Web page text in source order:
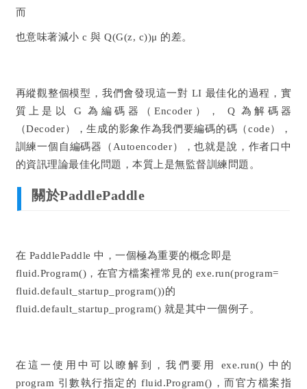
而
也意味著減小 c 與 Q(G(z, c))μ 的差。
再縱觀整個模型，我們會發現這一對 LI 最佳化的過程，實
質上是以 G 為編碼器（Encoder）， Q 為解碼器
（Decoder），生成的影象作為我們要編碼的碼（code），
訓練一個自編碼器（Autoencoder），也就是說，作者口中
的資訊理論最佳化問題，本質上是無監督訓練問題。
關於PaddlePaddle
在 PaddlePaddle 中，一個極為重要的概念即是
fluid.Program()，在官方檔案裡常見的 exe.run(program=
fluid.default_startup_program())的
fluid.default_startup_program() 就是其中一個例子。
在這一使用中可以瞭解到，我們要用 exe.run() 中的
program 引數執行指定的 fluid.Program()，而官方檔案指